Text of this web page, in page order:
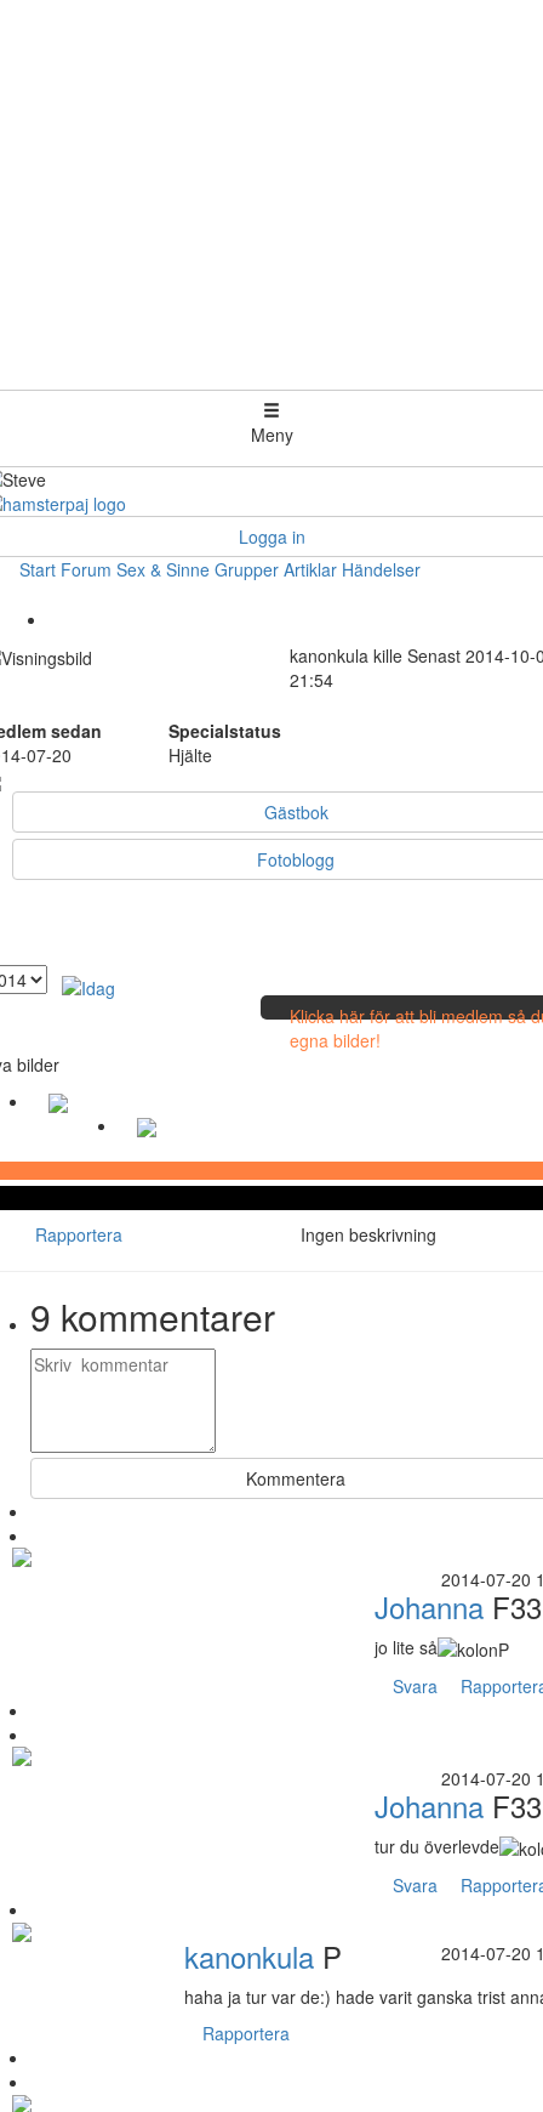
Meny
Logga in
Start Forum Sex & Sinne Grupper Artiklar Händelser
kanonkula kille Senast 2014-10-
21:54
sedan
Specialstatus
07-20
Hjälte
Gästbok
Fotoblogg
Klicka här för att bli medlem så
egna bilder!
bilder
Rapportera Ingen beskrivning
9 kommentarer
Kommentera
2014-07-20
Johanna F33
jo lite så
Svara
2014-07-20
Johanna F33
tur du överlevde
Svara
2014-07-20
kanonkula P
haha ja tur var de:) hade varit ganska trist
Rapportera